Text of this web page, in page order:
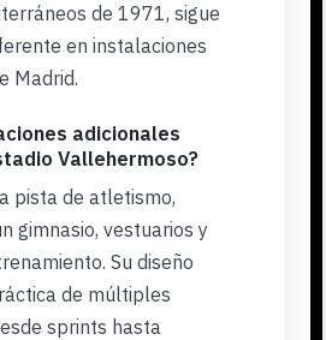
de 1971, sigue
en instalaciones
Madrid.
adicionales
Vallehermoso?
pista de atletismo,
gimnasio, vestuarios y
Su diseño
de múltiples
sprints hasta